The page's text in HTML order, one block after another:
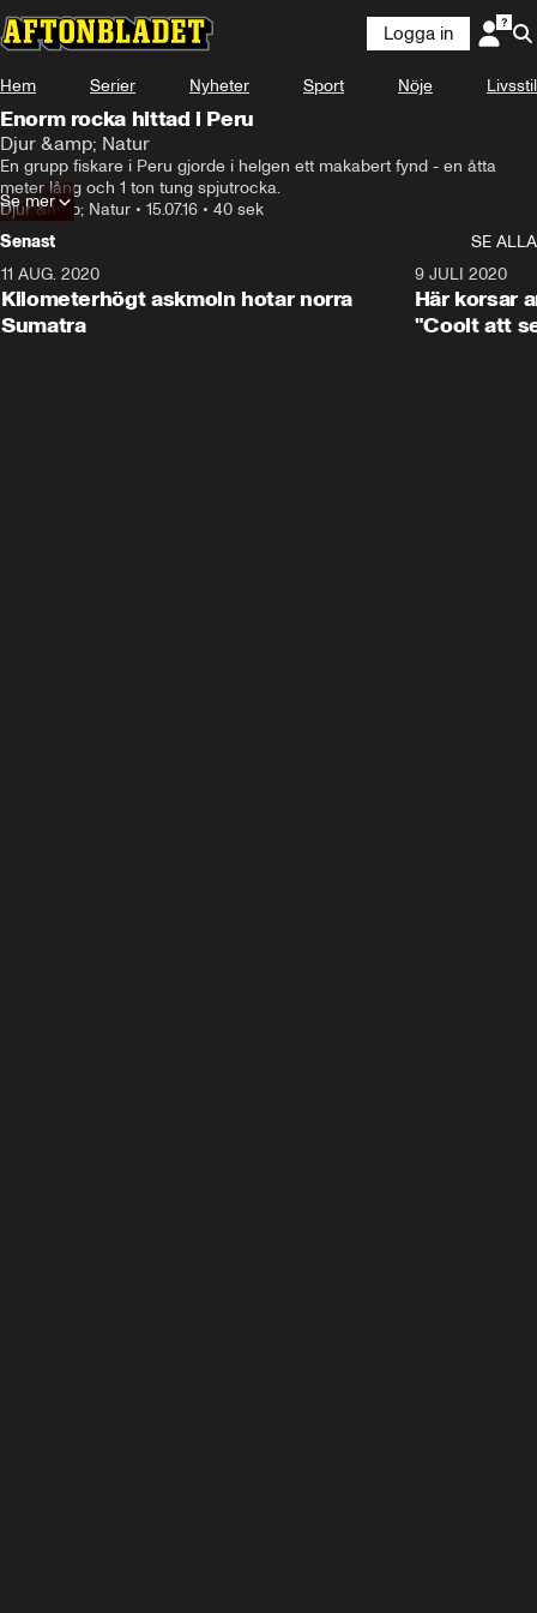
Logga in
Hem Serier Nyheter Sport Nöje Livsstil
Enorm rocka hittad i Peru
Djur &amp; Natur
En grupp fiskare i Peru gjorde i helgen ett makabert fynd - en åtta
meter lång och 1 ton tung spjutrocka.
Djur &amp; Natur • 15.07.16 • 40 sek
Se mer
Senast
SE ALLA
11 AUG. 2020
Kilometerhögt askmoln hotar norra
Sumatra
9 JULI 2020
Här korsar
"Coolt att